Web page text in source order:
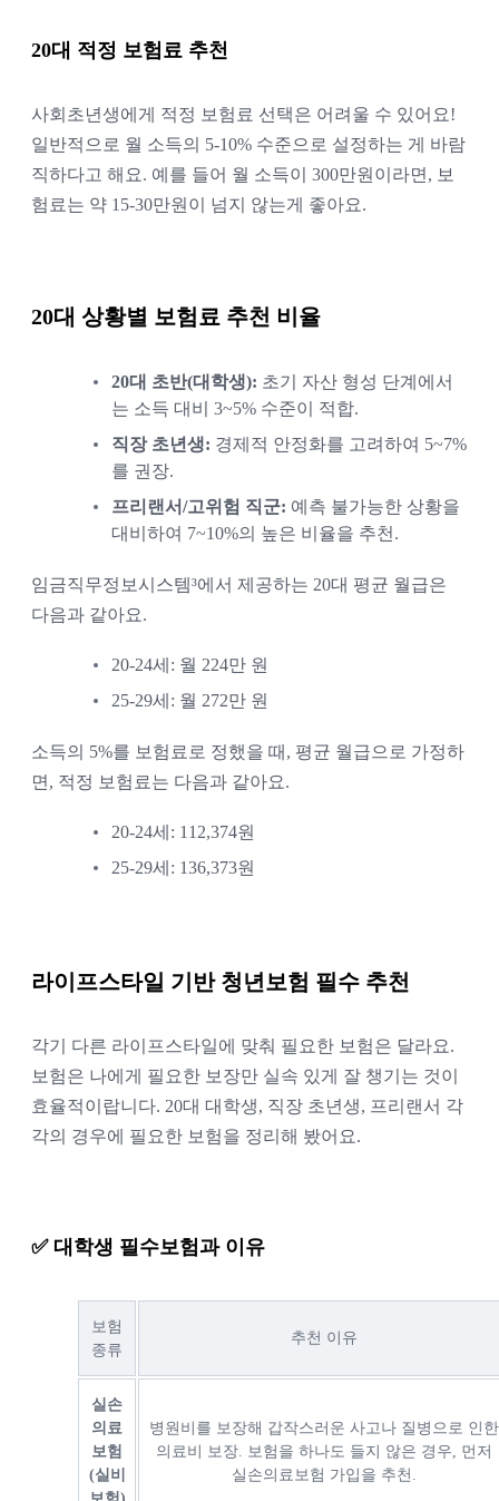
20대 적정 보험료 추천
사회초년생에게 적정 보험료 선택은 어려울 수 있어요!
일반적으로 월 소득의 5-10% 수준으로 설정하는 게 바람
직하다고 해요. 예를 들어 월 소득이 300만원이라면, 보
험료는 약 15-30만원이 넘지 않는게 좋아요.
20대 상황별 보험료 추천 비율
20대 초반(대학생): 초기 자산 형성 단계에서
는 소득 대비 3~5% 수준이 적합.
직장 초년생: 경제적 안정화를 고려하여 5~7%
를 권장.
프리랜서/고위험 직군: 예측 불가능한 상황을
대비하여 7~10%의 높은 비율을 추천.
임금직무정보시스템³에서 제공하는 20대 평균 월급은
다음과 같아요.
20-24세: 월 224만 원
25-29세: 월 272만 원
소득의 5%를 보험료로 정했을 때, 평균 월급으로 가정하
면, 적정 보험료는 다음과 같아요.
20-24세: 112,374원
25-29세: 136,373원
라이프스타일 기반 청년보험 필수 추천
각기 다른 라이프스타일에 맞춰 필요한 보험은 달라요.
보험은 나에게 필요한 보장만 실속 있게 잘 챙기는 것이
효율적이랍니다. 20대 대학생, 직장 초년생, 프리랜서 각
각의 경우에 필요한 보험을 정리해 봤어요.
✅ 대학생 필수보험과 이유
보험
종류
추천 이유
실손
의료
보험
(실비
병원비를 보장해 갑작스러운 사고나 질병으로 인한
의료비 보장. 보험을 하나도 들지 않은 경우, 먼저
실손의료보험 가입을 추천.